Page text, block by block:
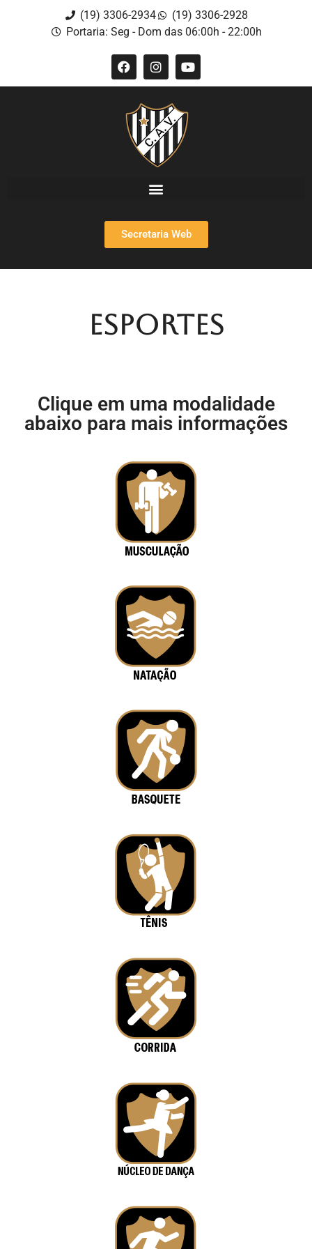
(19) 3306-2934
(19) 3306-2928
Portaria: Seg - Dom das 06:00h - 22:00h
Secretaria Web
Esportes
Clique em uma modalidade
abaixo para mais informações